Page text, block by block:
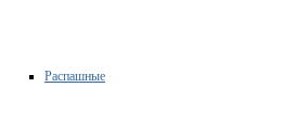
Распашные